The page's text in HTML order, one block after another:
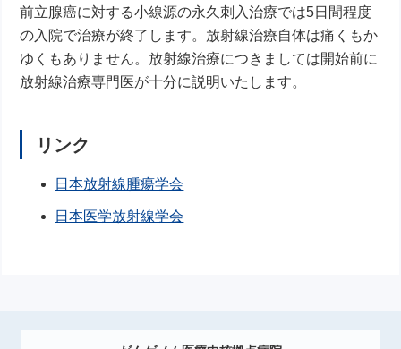
前立腺癌に対する小線源の永久刺入治療では5日間程度
の入院で治療が終了します。放射線治療自体は痛くもか
ゆくもありません。放射線治療につきましては開始前に
放射線治療専門医が十分に説明いたします。
リンク
日本放射線腫瘍学会
日本医学放射線学会